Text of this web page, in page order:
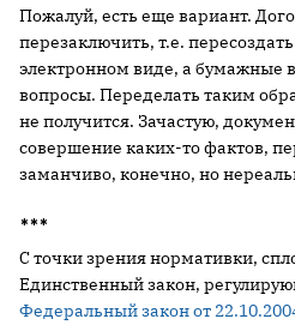
Пожалуй, есть еще вариант.
перезаключить, т.е.
электронном виде, а бумажные
вопросы. Переделать таким
не получится. Зачастую,
совершение каких-то фактов,
заманчиво, конечно, но
***
С точки зрения нормативки,
Единственный закон,
Федеральный закон от